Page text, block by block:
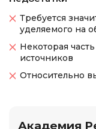
Требуется
уделяемого на
Некоторая
источников
Относительно
Академия